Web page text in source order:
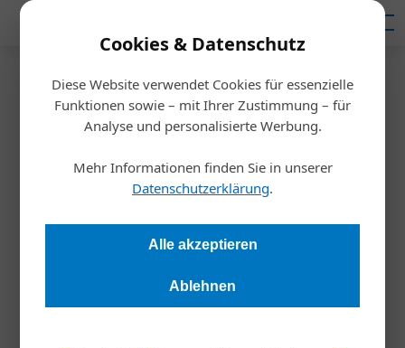
Cookies & Datenschutz
Diese Website verwendet Cookies für essenzielle
Funktionen sowie – mit Ihrer Zustimmung – für
Analyse und personalisierte Werbung.
Mehr Informationen finden Sie in unserer
Datenschutzerklärung.
Alle akzeptieren
Ablehnen
Startseite/Inspiration
Fachkräftemangel
Österreich schiebt sich ab
09.08.2023, 15:20 Uhr
Fachkräfte mitzuhalten, werden gut integrierte Arbeitskräfte
abgeschoben. Eine Gesamtstrategie lässt auf sich warten.